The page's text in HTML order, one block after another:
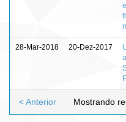
28-Mar-2018 20-Dez-2017
Mostrando
< Anterior